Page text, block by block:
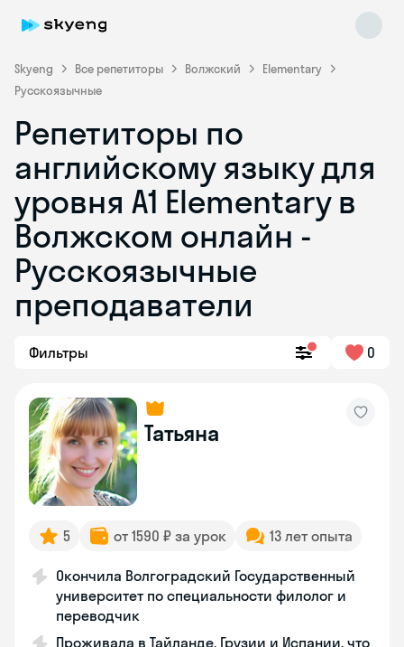
Skyeng Все репетиторы Волжский
Elementary
Русскоязычные
Репетиторы по
английскому языку для
уровня A1 Elementary в
Волжском онлайн -
Русскоязычные
преподаватели
Фильтры 0
Татьяна
5 от 1590 ₽ за урок 13 лет опыта
Окончила Волгоградский Государственный
университет по специальности филолог и
переводчик
Проживала в Тайланде, Грузии и Испании, что
Skyeng Chat